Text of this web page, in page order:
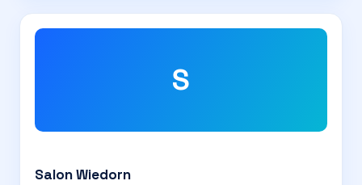
S
Salon Wiedorn